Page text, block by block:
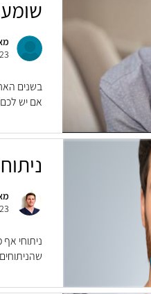
בשנים
אם יש
ניתוחי אף